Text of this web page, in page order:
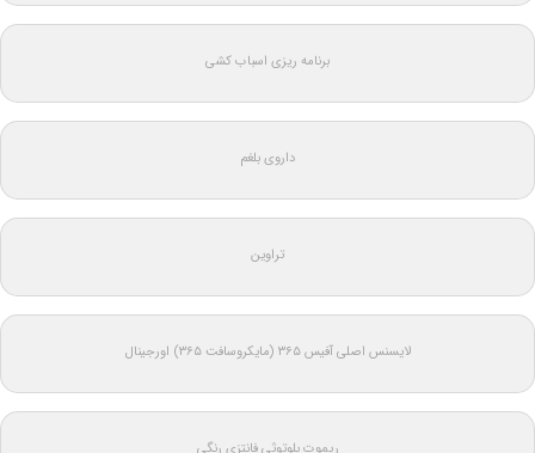
برنامه ریزی اسباب کشی
داروی بلغم
تراوین
لایسنس اصلی آفیس ۳۶۵ (مایکروسافت ۳۶۵) اورجینال
ریموت بلوتوثی فانتزی رنگی